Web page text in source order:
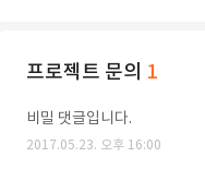
프로젝트 문의 1
비밀 댓글입니다.
2017.05.23. 오후 16:00